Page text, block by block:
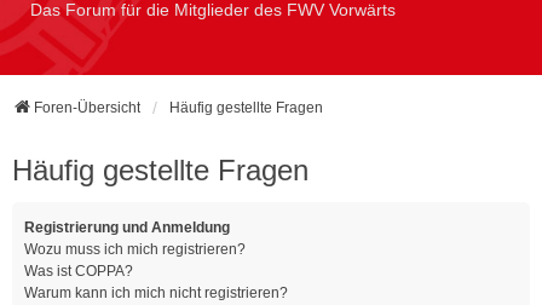
Das Forum für die Mitglieder des FWV Vorwärts
Foren-Übersicht Häufig gestellte Fragen
Häufig gestellte Fragen
Registrierung und Anmeldung
Wozu muss ich mich registrieren?
Was ist COPPA?
Warum kann ich mich nicht registrieren?